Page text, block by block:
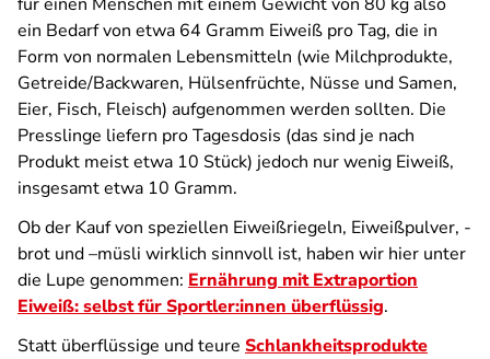
ein Bedarf von etwa 64 Gramm Eiweiß pro Tag, die in
Form von normalen Lebensmitteln (wie Milchprodukte,
Getreide/Backwaren, Hülsenfrüchte, Nüsse und Samen,
Eier, Fisch, Fleisch) aufgenommen werden sollten. Die
Presslinge liefern pro Tagesdosis (das sind je nach
Produkt meist etwa 10 Stück) jedoch nur wenig Eiweiß,
insgesamt etwa 10 Gramm.
Ob der Kauf von speziellen Eiweißriegeln, Eiweißpulver, -
brot und –müsli wirklich sinnvoll ist, haben wir hier unter
die Lupe genommen: Ernährung mit Extraportion
Eiweiß: selbst für Sportler:innen überflüssig.
Statt überflüssige und teure Schlankheitsprodukte